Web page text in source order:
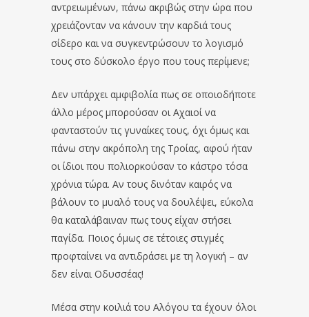
αντρειωμένων, πάνω ακριβώς στην ώρα που
χρειάζονταν να κάνουν την καρδιά τους
σίδερο και να συγκεντρώσουν το λογισμό
τους στο δύσκολο έργο που τους περίμενε;
Δεν υπάρχει αμφιβολία πως σε οποιοδήποτε
άλλο μέρος μπορούσαν οι Αχαιοί να
φανταστούν τις γυναίκες τους, όχι όμως και
πάνω στην ακρόπολη της Τροίας, αφού ήταν
οι ίδιοι που πολιορκούσαν το κάστρο τόσα
χρόνια τώρα. Αν τους δινόταν καιρός να
βάλουν το μυαλό τους να δουλέψει, εύκολα
θα καταλάβαιναν πως τους είχαν στήσει
παγίδα. Ποιος όμως σε τέτοιες στιγμές
προφταίνει να αντιδράσει με τη λογική – αν
δεν είναι Οδυσσέας!
Μέσα στην κοιλιά του Αλόγου τα έχουν όλοι